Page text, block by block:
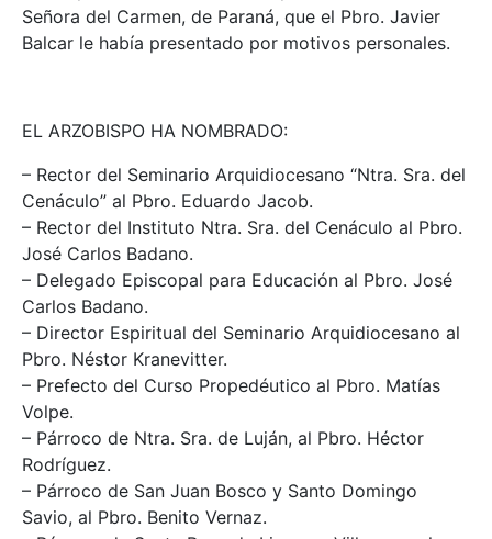
Señora del Carmen, de Paraná, que el Pbro. Javier
Balcar le había presentado por motivos personales.
EL ARZOBISPO HA NOMBRADO:
– Rector del Seminario Arquidiocesano “Ntra. Sra. del
Cenáculo” al Pbro. Eduardo Jacob.
– Rector del Instituto Ntra. Sra. del Cenáculo al Pbro.
José Carlos Badano.
– Delegado Episcopal para Educación al Pbro. José
Carlos Badano.
– Director Espiritual del Seminario Arquidiocesano al
Pbro. Néstor Kranevitter.
– Prefecto del Curso Propedéutico al Pbro. Matías
Volpe.
– Párroco de Ntra. Sra. de Luján, al Pbro. Héctor
Rodríguez.
– Párroco de San Juan Bosco y Santo Domingo
Savio, al Pbro. Benito Vernaz.